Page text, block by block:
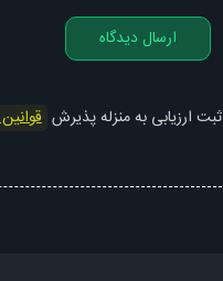
ارسال دیدگاه
ثبت ارزیابی به منزله پذیرش